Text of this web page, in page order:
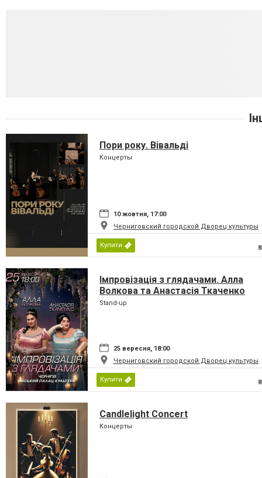
Пори року. Вівальді
Концерты
10 жовтня, 17:00
Черниговский городской Дворец культуры
Купити
Імпровізація з глядачами. Алла
Волкова та Анастасія Ткаченко
Stand-up
25 вересня, 18:00
Черниговский городской Дворец культуры
Купити
Candlelight Concert
Концерты